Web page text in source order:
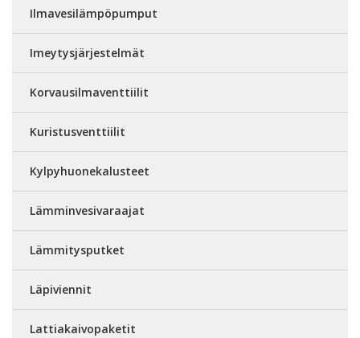
Ilmavesilämpöpumput
Imeytysjärjestelmät
Korvausilmaventtiilit
Kuristusventtiilit
Kylpyhuonekalusteet
Lämminvesivaraajat
Lämmitysputket
Läpiviennit
Lattiakaivopaketit